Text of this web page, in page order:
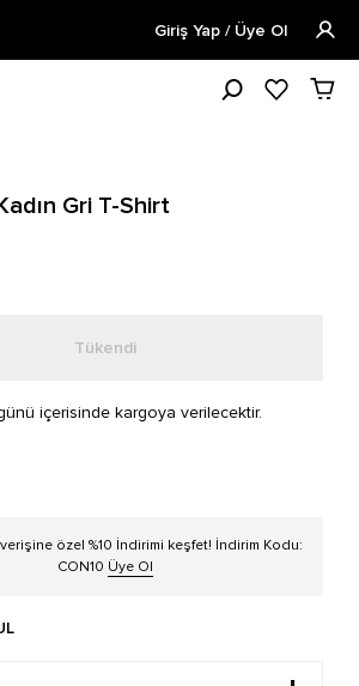
Öğrencilere Özel
Giriş Yap / Üye Ol
Gri T-Shirt
Tükendi
içerisinde kargoya verilecektir.
özel %10 İndirimi keşfet! İndirim Kodu:
CON10 Üye Ol